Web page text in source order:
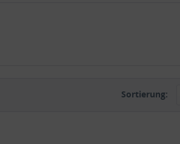
Sortierung: